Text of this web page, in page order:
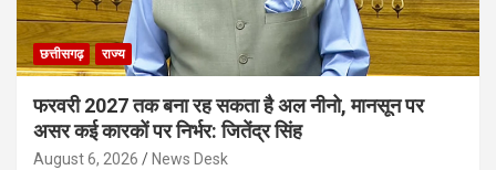
छत्तीसगढ़ राज्य
फरवरी 2027 तक बना रह सकता है अल नीनो, मानसून पर
असर कई कारकों पर निर्भर: जितेंद्र सिंह
August 6, 2026 News Desk